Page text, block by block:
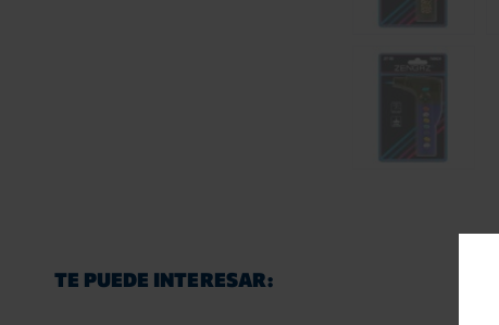
TE PUEDE INTERESAR: